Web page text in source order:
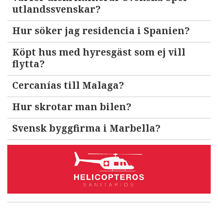
utlandssvenskar?
Hur söker jag residencia i Spanien?
Köpt hus med hyresgäst som ej vill
flytta?
Cercanías till Malaga?
Hur skrotar man bilen?
Svensk byggfirma i Marbella?